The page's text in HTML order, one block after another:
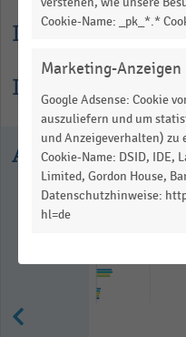
Lesehilfe
Informationen
Ausgewählte
Cookie-Name: _pk_*.*
Marketing-Anzeigen
Google Adsense: Cookie
auszuliefern und um
und Anzeigeverhalten) zu
Cookie-Name: DSID, IDE,
Limited, Gordon House,
Datenschutzhinweise:
hl=de